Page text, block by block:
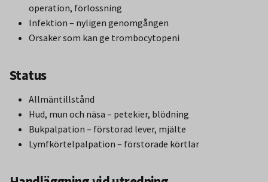
operation, förlossning
Infektion – nyligen genomgången
Orsaker som kan ge trombocytopeni
Status
Allmäntillstånd
Hud, mun och näsa – petekier, blödning
Bukpalpation – förstorad lever, mjälte
Lymfkörtelpalpation – förstorade körtlar